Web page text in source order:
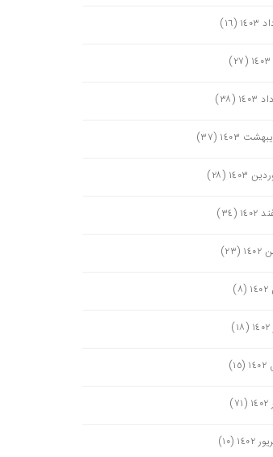
(١٦)
(٢٧)
(٣٨)
١٤٠٣ (٣٧)
١٤٠٣ (٢٨)
(٣٤)
(٢٣)
(٨)
(١٨)
(١٥)
(٧١)
١٤٠٢ (١٠)